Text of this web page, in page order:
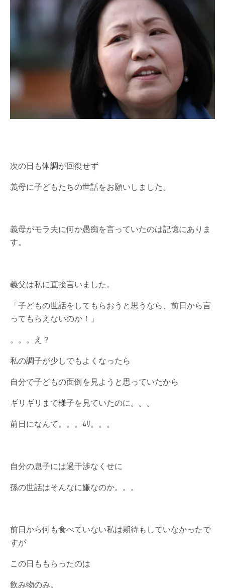
次の日も体調が回復せず
義母に子どもたちの世話をお願いしました。
義母がモラ夫に何か愚痴を言っていたのは記憶にありま
す。
義父は私に直接言いました。
「子どもの世話をしてもらおうと思うなら、前日から言
ってもらえないのか！」
。。。え？
私の調子が少しでもよくなったら
自分で子どもの面倒を見ようと思っていたから
ギリギリまで様子を見ていたのに。。。
前日になんて。。。ﾑﾘ。。。
自分の息子には過干渉なくせに
孫の世話はそんなに嫌なのか。。。
前日から何も食べていない私は期待もしていなかったで
すが
この日ももらったのは
飲み物のみ。